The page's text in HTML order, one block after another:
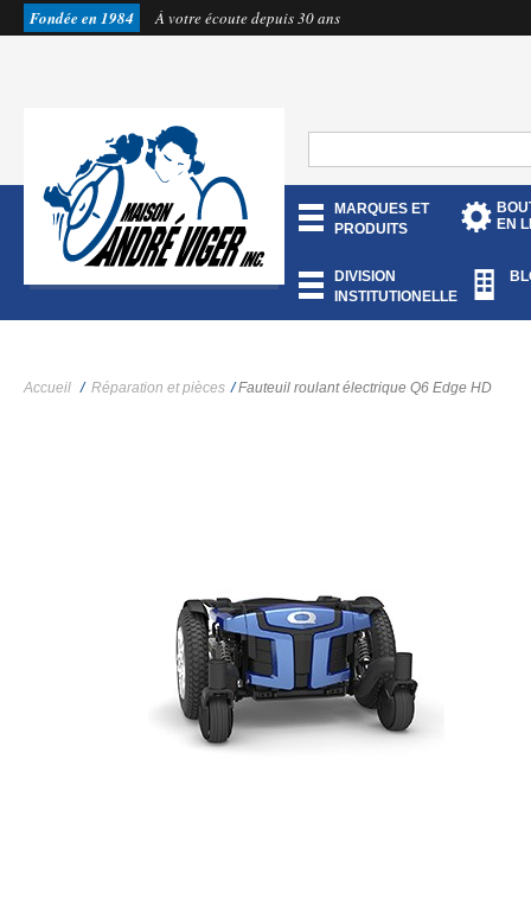
Fondée en 1984 À votre écoute depuis 30 ans
MARQUES ET
PRODUITS
EN
DIVISION
INSTITUTIONELLE
Accueil / Réparation et pièces / Fauteuil roulant électrique Q6 Edge HD